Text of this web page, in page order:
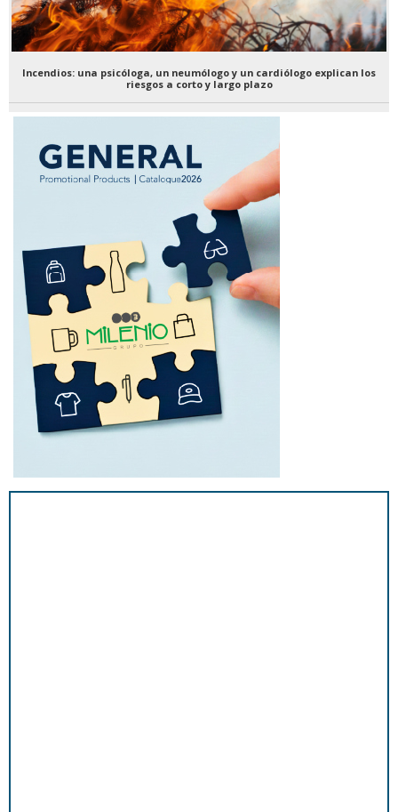
Incendios: una psicóloga, un neumólogo y un cardiólogo explican los
riesgos a corto y largo plazo